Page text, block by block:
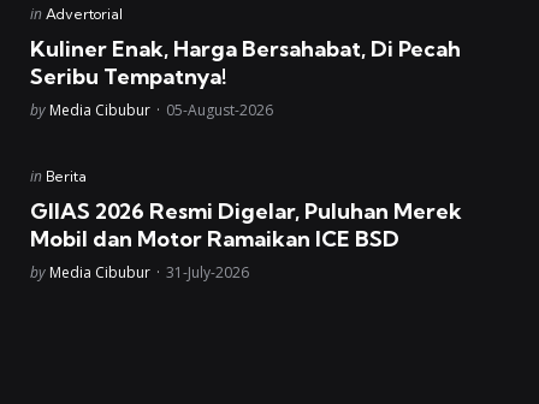
Posted
in Advertorial
Kuliner Enak, Harga Bersahabat, Di Pecah
Seribu Tempatnya!
Posted
by Media Cibubur 05-August-2026
Posted
in Berita
GIIAS 2026 Resmi Digelar, Puluhan Merek
Mobil dan Motor Ramaikan ICE BSD
Posted
by Media Cibubur 31-July-2026